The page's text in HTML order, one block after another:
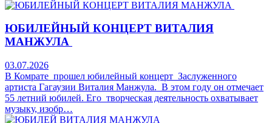
ЮБИЛЕЙНЫЙ КОНЦЕРТ ВИТАЛИЯ
МАНЖУЛА
03.07.2026
В Комрате прошел юбилейный концерт Заслуженного
артиста Гагаузии Виталия Манжула. В этом году он отмечает
55 летний юбилей. Его творческая деятельность охватывает
музыку, изобр…